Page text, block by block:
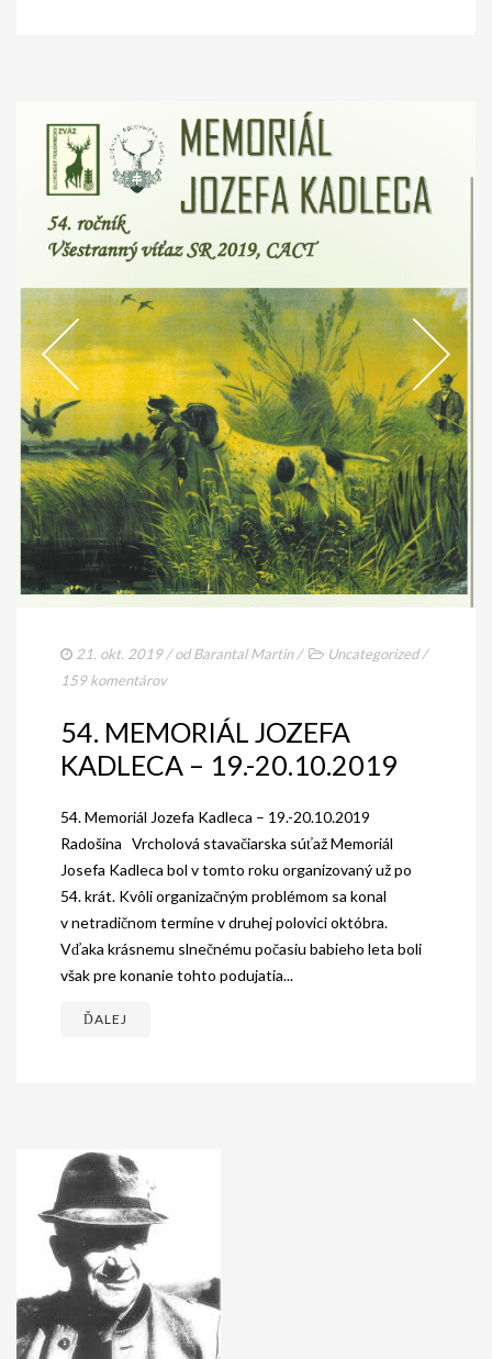
21. okt. 2019/ odBarantal Martin/ Uncategorized/
159 komentárov
54. MEMORIÁL JOZEFA
KADLECA – 19.-20.10.2019
54. Memoriál Jozefa Kadleca – 19.-20.10.2019
Radošina Vrcholová stavačiarska súťaž Memoriál
Josefa Kadleca bol v tomto roku organizovaný už po
54. krát. Kvôli organizačným problémom sa konal
v netradičnom termíne v druhej polovici októbra.
Vďaka krásnemu slnečnému počasiu babieho leta boli
však pre konanie tohto podujatia...
ĎALEJ